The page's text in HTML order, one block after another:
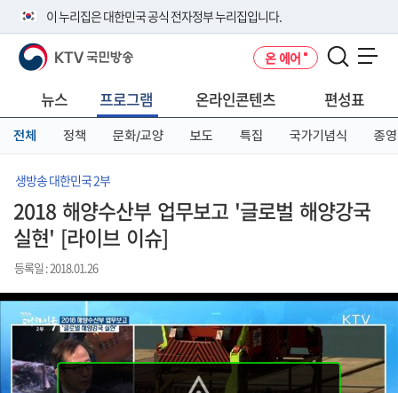
이 누리집은 대한민국 공식 전자정부 누리집입니다.
공식 누리집 주소 확인하기
니다.
이밖에 or.kr 또는 .kr등 다른 도메인 주소를 사용하고 있다면 아래 URL에
서 도메인 주소를 확인해 보세요
KTV 국민방송 온 에어
뉴스 프로그램 온라인콘텐츠 편성표
전체 정책 문화/교양 보도 특집 국가기념식 종영
생방송 대한민국 2부
2018 해양수산부 업무보고 '글로벌 해양강국
실현' [라이브 이슈]
등록일 : 2018.01.26